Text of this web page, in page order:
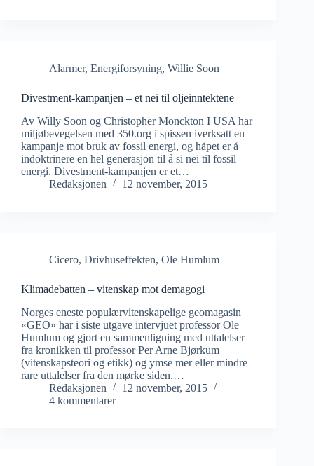
Alarmer, Energiforsyning, Willie Soon
Divestment-kampanjen – et nei til oljeinntektene
Av Willy Soon og Christopher Monckton I USA har
miljøbevegelsen med 350.org i spissen iverksatt en
kampanje mot bruk av fossil energi, og håpet er å
indoktrinere en hel generasjon til å si nei til fossil
energi. Divestment-kampanjen er et…
Redaksjonen
12 november, 2015
Cicero, Drivhuseffekten, Ole Humlum
Klimadebatten – vitenskap mot demagogi
Norges eneste populærvitenskapelige geomagasin
«GEO» har i siste utgave intervjuet professor Ole
Humlum og gjort en sammenligning med uttalelser
fra kronikken til professor Per Arne Bjørkum
(vitenskapsteori og etikk) og ymse mer eller mindre
rare uttalelser fra den mørke siden.…
Redaksjonen
12 november, 2015
4 kommentarer